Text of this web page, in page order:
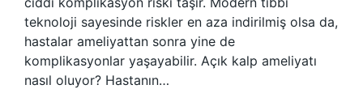
teknoloji sayesinde riskler en aza indirilmiş olsa da,
hastalar ameliyattan sonra yine de
komplikasyonlar yaşayabilir. Açık kalp ameliyatı
nasıl oluyor? Hastanın…